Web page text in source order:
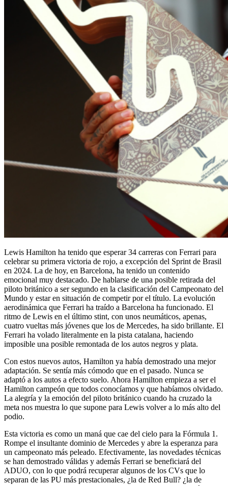
Lewis Hamilton ha tenido que esperar 34 carreras con Ferrari para
celebrar su primera victoria de rojo, a excepción del Sprint de Brasil
en 2024. La de hoy, en Barcelona, ha tenido un contenido
emocional muy destacado. De hablarse de una posible retirada del
piloto británico a ser segundo en la clasificación del Campeonato del
Mundo y estar en situación de competir por el título. La evolución
aerodinámica que Ferrari ha traído a Barcelona ha funcionado. El
ritmo de Lewis en el último stint, con unos neumáticos, apenas,
cuatro vueltas más jóvenes que los de Mercedes, ha sido brillante. El
Ferrari ha volado literalmente en la pista catalana, haciendo
imposible una posible remontada de los autos negros y plata.
Con estos nuevos autos, Hamilton ya había demostrado una mejor
adaptación. Se sentía más cómodo que en el pasado. Nunca se
adaptó a los autos a efecto suelo. Ahora Hamilton empieza a ser el
Hamilton campeón que todos conocíamos y que habíamos olvidado.
La alegría y la emoción del piloto británico cuando ha cruzado la
meta nos muestra lo que supone para Lewis volver a lo más alto del
podio.
Esta victoria es como un maná que cae del cielo para la Fórmula 1.
Rompe el insultante dominio de Mercedes y abre la esperanza para
un campeonato más peleado. Efectivamente, las novedades técnicas
se han demostrado válidas y además Ferrari se beneficiará del
ADUO, con lo que podrá recuperar algunos de los CVs que lo
separan de las PU más prestacionales, ¿la de Red Bull? ¿la de